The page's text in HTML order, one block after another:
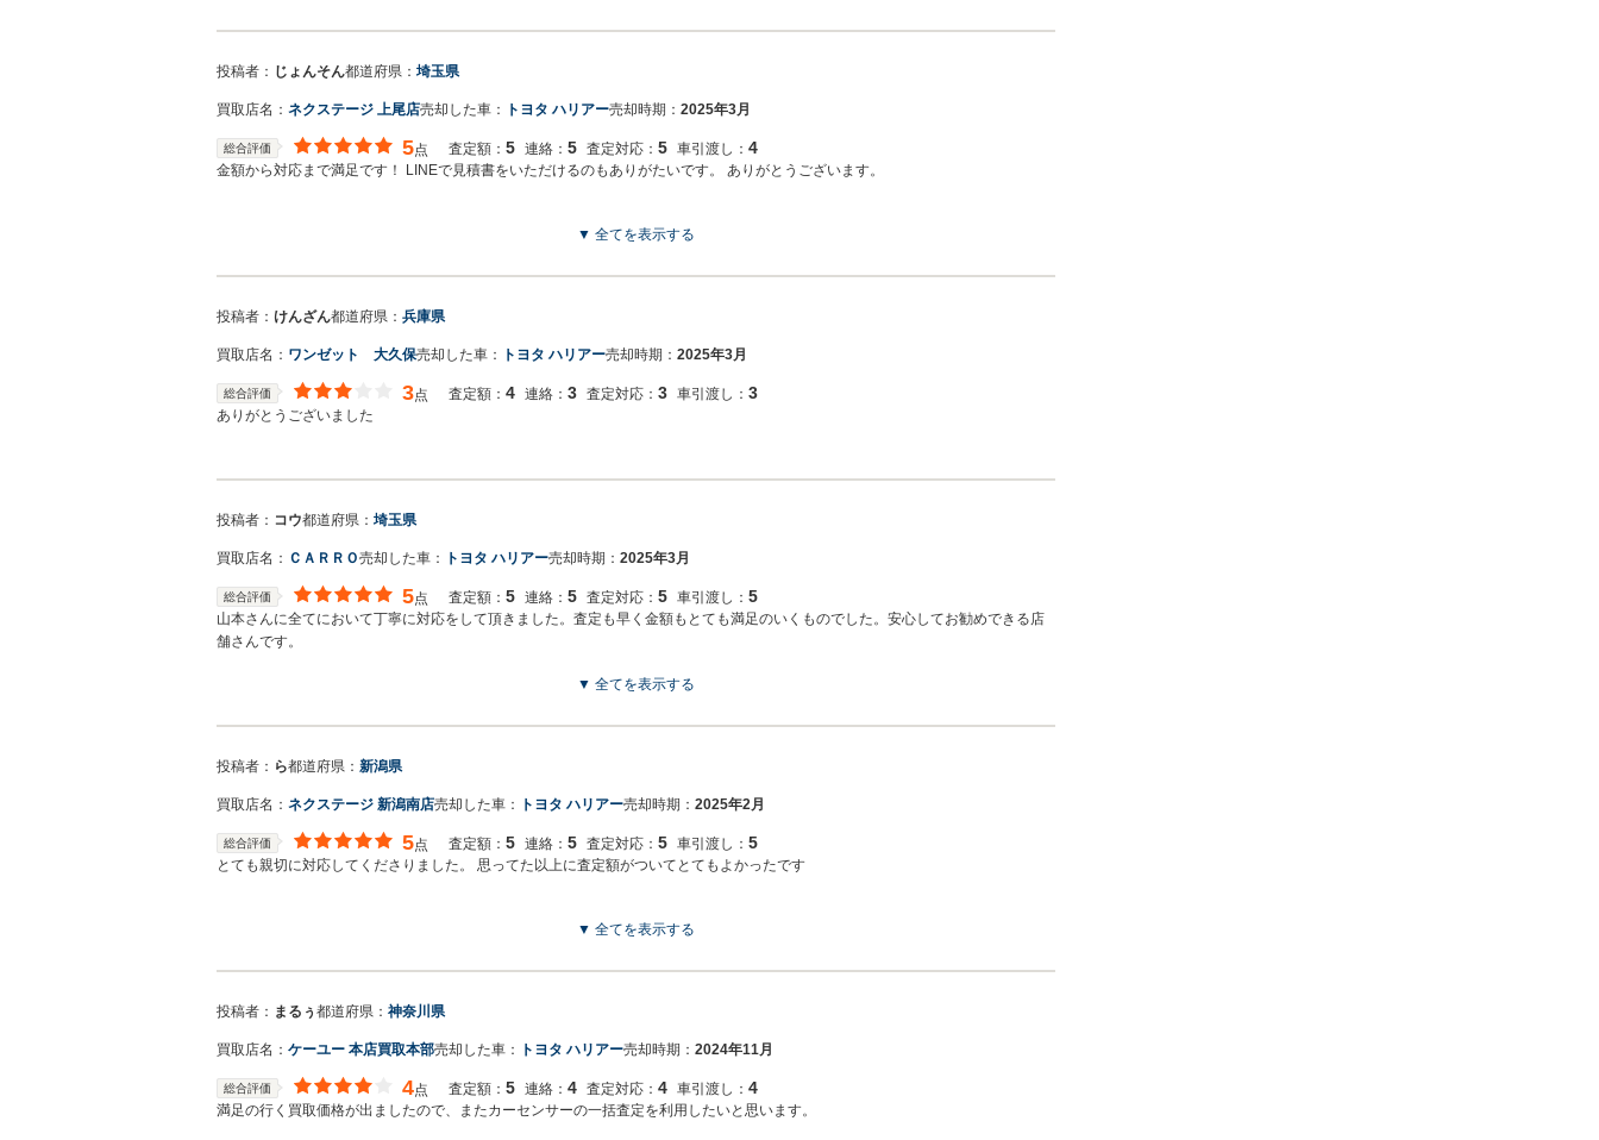
投稿者： じょんそん都道府県： 埼玉県
買取店名： ネクステージ 上尾店売却した車： トヨタ ハリアー売却時期： 2025年3月
総合評価 5点 査定額： 5 連絡： 5 査定対応： 5 車引渡し： 4
金額から対応まで満足です！ LINEで見積書をいただけるのもありがたいです。 ありがとうございます。
▼ 全てを表示する
投稿者： けんざん都道府県： 兵庫県
買取店名： ワンゼット 大久保売却した車： トヨタ ハリアー売却時期： 2025年3月
総合評価 3点 査定額： 4 連絡： 3 査定対応： 3 車引渡し： 3
ありがとうございました
投稿者： コウ都道府県： 埼玉県
買取店名： ＣＡＲＲＯ売却した車： トヨタ ハリアー売却時期： 2025年3月
総合評価 5点 査定額： 5 連絡： 5 査定対応： 5 車引渡し： 5
山本さんに全てにおいて丁寧に対応をして頂きました。査定も早く金額もとても満足のいくものでした。安心してお勧めできる店
舗さんです。
▼ 全てを表示する
投稿者： ら都道府県： 新潟県
買取店名： ネクステージ 新潟南店売却した車： トヨタ ハリアー売却時期： 2025年2月
総合評価 5点 査定額： 5 連絡： 5 査定対応： 5 車引渡し： 5
とても親切に対応してくださりました。 思ってた以上に査定額がついてとてもよかったです
▼ 全てを表示する
投稿者： まるぅ 都道府県： 神奈川県
買取店名： ケーユー 本店買取本部売却した車： トヨタ ハリアー売却時期： 2024年11月
総合評価 4点 査定額： 5 連絡： 4 査定対応： 4 車引渡し： 4
満足の行く買取価格が出ましたので、またカーセンサーの一括査定を利用したいと思います。